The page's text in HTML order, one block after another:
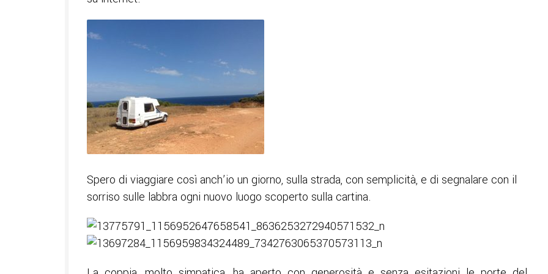
Spero di viaggiare così anch’io un giorno, sulla strada, con semplicità, e di segnalare con il
sorriso sulle labbra ogni nuovo luogo scoperto sulla cartina.